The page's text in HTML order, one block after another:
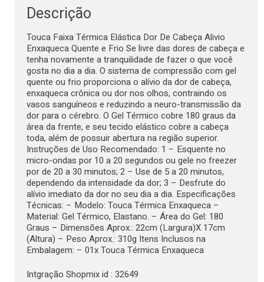
Descrição
Touca Faixa Térmica Elástica Dor De Cabeça Alivio
Enxaqueca Quente e Frio Se livre das dores de cabeça e
tenha novamente a tranquilidade de fazer o que você
gosta no dia a dia. O sistema de compressão com gel
quente ou frio proporciona o alívio da dor de cabeça,
enxaqueca crônica ou dor nos olhos, contraindo os
vasos sanguíneos e reduzindo a neuro-transmissão da
dor para o cérebro. O Gel Térmico cobre 180 graus da
área da frente, e seu tecido elástico cobre a cabeça
toda, além de possuir abertura na região superior.
Instruções de Uso Recomendado: 1 – Esquente no
micro-ondas por 10 a 20 segundos ou gele no freezer
por de 20 a 30 minutos; 2 – Use de 5 a 20 minutos,
dependendo da intensidade da dor; 3 – Desfrute do
alívio imediato da dor no seu dia a dia. Especificações
Técnicas: – Modelo: Touca Térmica Enxaqueca –
Material: Gel Térmico, Elastano. – Área do Gel: 180
Graus – Dimensões Aprox.: 22cm (Largura)X 17cm
(Altura) – Peso Aprox.: 310g Itens Inclusos na
Embalagem: – 01x Touca Térmica Enxaqueca
Intgração Shopmix id : 32649